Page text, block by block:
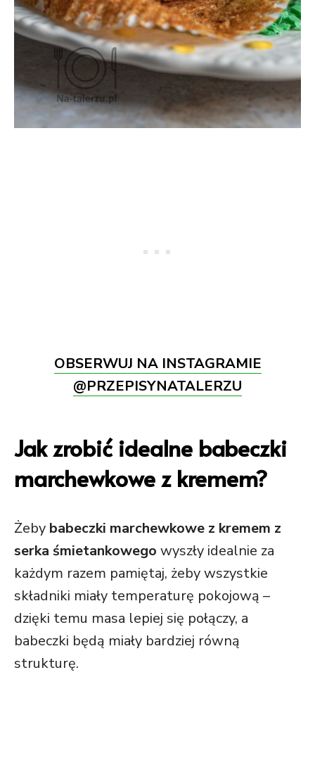
OBSERWUJ NA INSTAGRAMIE
@PRZEPISYNATALERZU
Jak zrobić idealne babeczki
marchewkowe z kremem?
Żeby babeczki marchewkowe z kremem z
serka śmietankowego wyszły idealnie za
każdym razem pamiętaj, żeby wszystkie
składniki miały temperaturę pokojową –
dzięki temu masa lepiej się połączy, a
babeczki będą miały bardziej równą
strukturę.